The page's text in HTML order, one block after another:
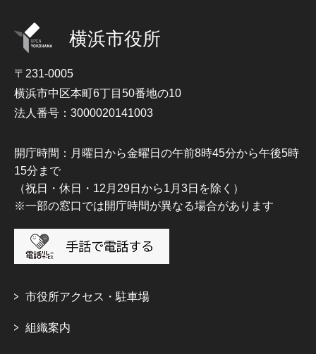
横浜市役所
〒231-0005
横浜市中区本町6丁目50番地の10
法人番号：3000020141003
開庁時間：月曜日から金曜日の午前8時45分から午後5時
15分まで
（祝日・休日・12月29日から1月3日を除く）
※一部の窓口では開庁時間が異なる場合があります
市役所アクセス・駐車場
組織案内